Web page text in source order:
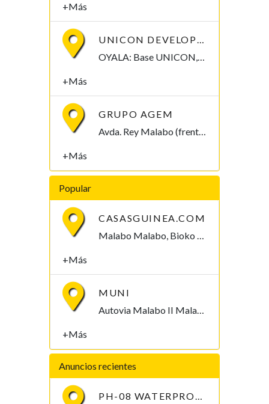
+Más
UNICON DEVELOPMENT GUINEA ECUATORIAL
OYALA: Base UNICON, Entrada Norte de Oyala , Oyala Añisok, Wele-nzas , Guinea Ecuatorial
+Más
GRUPO AGEM
Avda. Rey Malabo (frente Ministerio de Sanidad) Malabo, Bioko Norte , Guinea Ecuatorial
+Más
Popular
CASASGUINEA.COM
+Más
MUNI
+Más
Anuncios recientes